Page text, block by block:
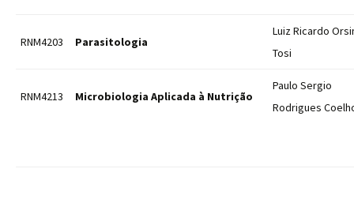
RNM4203 Parasitologia
Luiz Ricardo
Tosi
RNM4213 Microbiologia Aplicada à Nutrição
Paulo Sergio
Rodrigues